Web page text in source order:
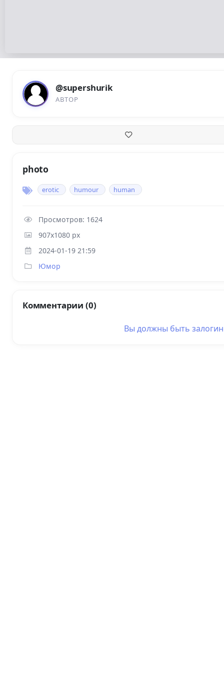
@supershurik
АВТОР
photo
erotic humour human
Просмотров: 1624
907x1080 px
2024-01-19 21:59
Юмор
Комментарии (0)
Вы должны быть